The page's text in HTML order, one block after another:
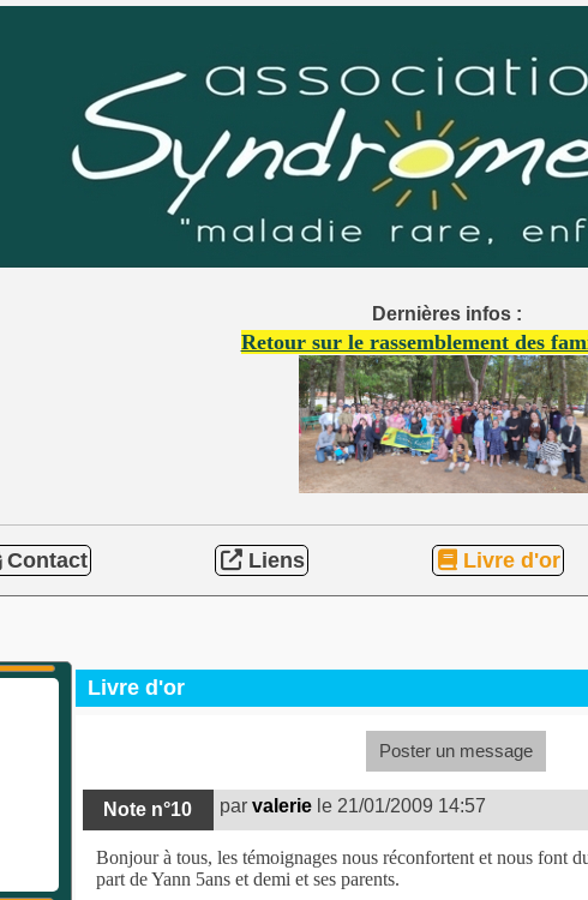
Dernières infos :
Retour sur le rassemblement des
Contact Liens Livre d'or
Livre d'or
Poster un message
Note n°10 par valerie le 21/01/2009 14:57
Bonjour à tous, les témoignages nous réconfortent et nous font
part de Yann 5ans et demi et ses parents.